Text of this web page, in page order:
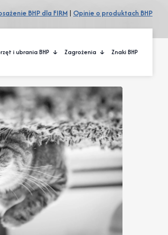
BHP dla FIRM | Opinie o produktach BHP
i ubrania BHP Zagrożenia Znaki BHP